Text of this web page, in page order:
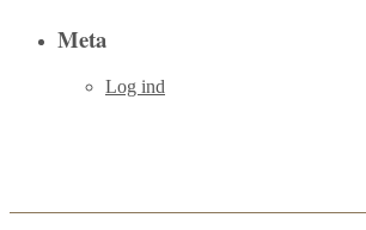
Meta
Log ind